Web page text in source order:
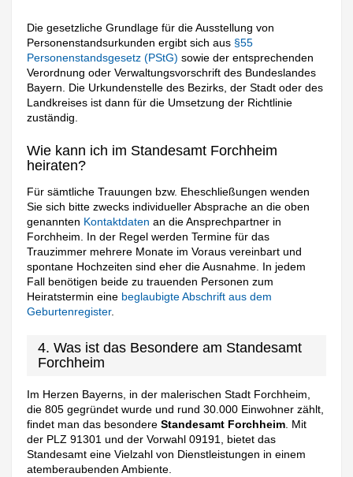
Die gesetzliche Grundlage für die Ausstellung von
Personenstandsurkunden ergibt sich aus §55
Personenstandsgesetz (PStG)sowie der entsprechenden
Verordnung oder Verwaltungsvorschrift des Bundeslandes
Bayern. Die Urkundenstelle des Bezirks, der Stadt oder des
Landkreises ist dann für die Umsetzung der Richtlinie
zuständig.
Wie kann ich im Standesamt Forchheim
heiraten?
Für sämtliche Trauungen bzw. Eheschließungen wenden
Sie sich bitte zwecks individueller Absprache an die oben
genannten Kontaktdaten an die Ansprechpartner in
Forchheim. In der Regel werden Termine für das
Trauzimmer mehrere Monate im Voraus vereinbart und
spontane Hochzeiten sind eher die Ausnahme. In jedem
Fall benötigen beide zu trauenden Personen zum
Heiratstermin eine beglaubigte Abschrift aus dem
Geburtenregister.
4. Was ist das Besondere am Standesamt
Forchheim
Im Herzen Bayerns, in der malerischen Stadt Forchheim,
die 805 gegründet wurde und rund 30.000 Einwohner zählt,
findet man das besondereStandesamt Forchheim. Mit
der PLZ 91301 und der Vorwahl 09191, bietet das
Standesamt eine Vielzahl von Dienstleistungen in einem
atemberaubenden Ambiente.